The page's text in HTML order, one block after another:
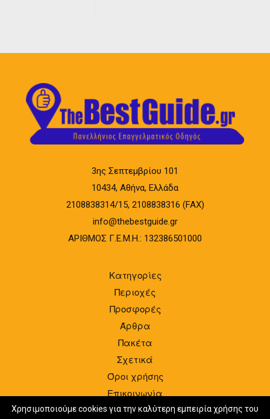
3ης Σεπτεμβρίου 101
10434, Αθήνα, Ελλάδα
2108838314/15, 2108838316 (FAX)
info@thebestguide.gr
ΑΡΙΘΜΟΣ Γ.Ε.Μ.Η.: 132386501000
Κατηγορίες
Περιοχές
Προσφορές
Άρθρα
Πακέτα
Σχετικά
Όροι χρήσης
Επικοινωνία
Είσοδος
Χρησιμοποιούμε cookies για την καλύτερη εμπειρία χρήσης του